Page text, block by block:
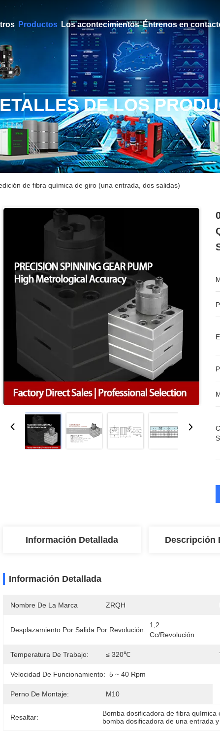
Productos Los acontecimientos Éntrenos en
DE LOS
de fibra química de giro (una entrada, dos salidas)
Información Detallada Descripción
Información Detallada
Nombre De La Marca ZRQH
Desplazamiento Por Salida Por Revolución:
1,2
Cc/revolución
Temperatura De Trabajo: ≤ 320℃
Velocidad De Funcionamiento: 5 ~ 40 Rpm
Perno De Montaje: M10
Resaltar: Bomba dosificadora de fibra química
bomba dosificadora de una entrada